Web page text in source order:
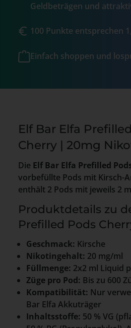
Geldbeträgen und
100 Punkte entsprechen
Einfach shoppen und
Elf Bar Elfa
Cherry | 20mg
Die Elf Bar Elfa Prefilled
vorbefüllte Pods mit Kirsch-
enthält 2 Pods mit jeweils 2
Produktdetails zu
Prefilled Pods
Geschmack: Kirsche
Nikotingehalt: 20 mg/ml
Füllmenge: 2x2 ml Liquid
Züge pro Pod: Bis zu 600
Kompatibilität: Nur
Bar Elfa Akkuträger
Inhaltsstoffe: 50 % VG